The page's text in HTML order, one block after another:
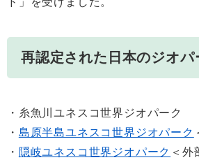
再認定された日本のジオパ
・糸魚川ユネスコ世界ジオパーク
・ 島原半島ユネスコ世界ジオパーク
・ 隠岐ユネスコ世界ジオパーク ＜外